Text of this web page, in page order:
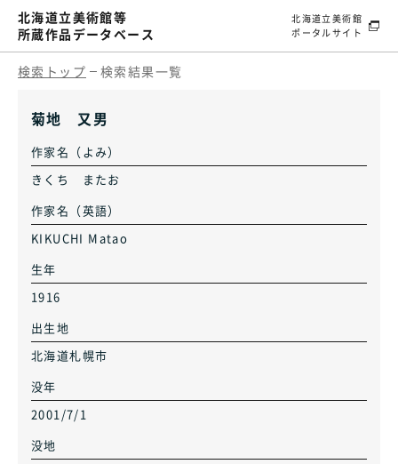
北海道立美術館等
所蔵作品データベース
北海道立美術館
ポータルサイト
検索トップ 検索結果一覧
菊地 又男
作家名（よみ）
きくち またお
作家名（英語）
KIKUCHI Matao
生年
1916
出生地
北海道札幌市
没年
2001/7/1
没地